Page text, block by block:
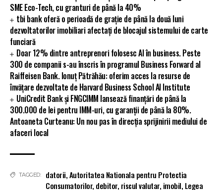
SME Eco-Tech, cu granturi de până la 40%
tbi bank oferă o perioadă de grație de până la două luni
dezvoltatorilor imobiliari afectați de blocajul sistemului de carte
funciară
Doar 12% dintre antreprenori folosesc AI în business. Peste
300 de companii s-au înscris în programul Business Forward al
Raiffeisen Bank. Ionuț Pătrăhău: oferim acces la resurse de
învățare dezvoltate de Harvard Business School AI Institute
UniCredit Bank și FNGCIMM lansează finanțări de până la
300.000 de lei pentru IMM-uri, cu garanții de până la 80%.
Antoaneta Curteanu: Un nou pas în direcția sprijinirii mediului de
afaceri local
TAGGED: datorii,Autoritatea Nationala pentru Protectia
Consumatorilor, debitor, riscul valutar, imobil, Legea